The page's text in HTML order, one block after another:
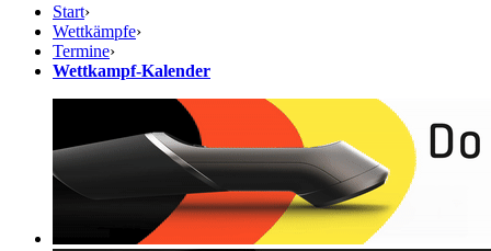
Start›
Wettkämpfe›
Termine›
Wettkampf-Kalender